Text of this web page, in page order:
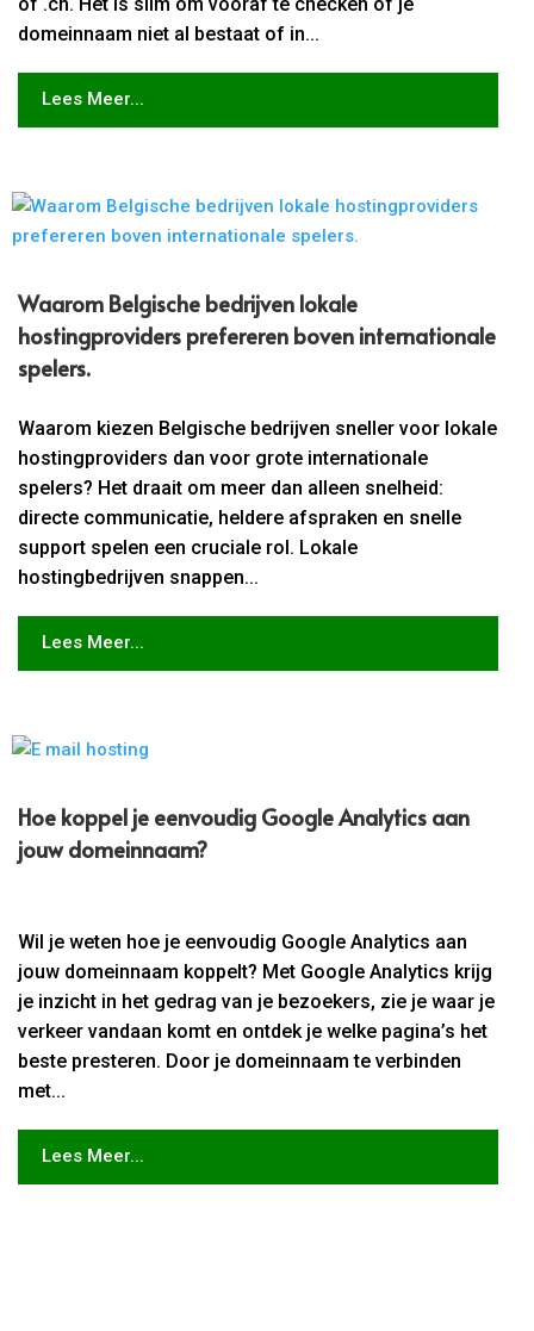
domeinnaam niet al bestaat of in...
Lees Meer...
Waarom Belgische bedrijven lokale
hostingproviders prefereren boven internationale
spelers.​
Waarom kiezen Belgische bedrijven sneller voor lokale
hostingproviders dan voor grote internationale
spelers? Het draait om meer dan alleen snelheid:
directe communicatie, heldere afspraken en snelle
support spelen een cruciale rol. Lokale
hostingbedrijven snappen...
Lees Meer...
Hoe koppel je eenvoudig Google Analytics aan
jouw domeinnaam?
Wil je weten hoe je eenvoudig Google Analytics aan
jouw domeinnaam koppelt? Met Google Analytics krijg
je inzicht in het gedrag van je bezoekers, zie je waar je
verkeer vandaan komt en ontdek je welke pagina’s het
beste presteren. Door je domeinnaam te verbinden
met...
Lees Meer...